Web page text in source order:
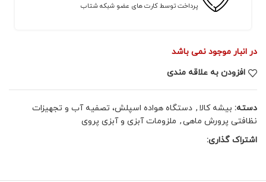
پرداخت توسط کارت های عضو شبکه شتاب
در انبار موجود نمی باشد
افزودن به علاقه مندی
دسته: بیشه کالا , دستگاه هواده اسپلش، تصفیه آب و تجهیزات
نظافتی پرورش ماهی, ملزومات آبزی و آبزی پروی
اشتراک گذاری: